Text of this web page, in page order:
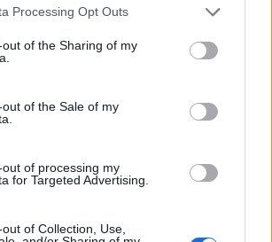
Processing Opt Outs
of the Sharing of my
of the Sale of my
of processing my
for Targeted Advertising.
of Collection, Use,
e solo due: proseguire o
passi, nel caso sia
nostra vista. Questo problema,
dannoso per l’atmosfera,
che la faceva da padrone
Se a questo si aggiunge il
di tranelli e di situazioni